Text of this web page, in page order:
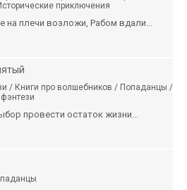
приключения
на плечи возложи, Рабом вдали...
/ Книги про волшебников / Попаданцы /
провести остаток жизни...